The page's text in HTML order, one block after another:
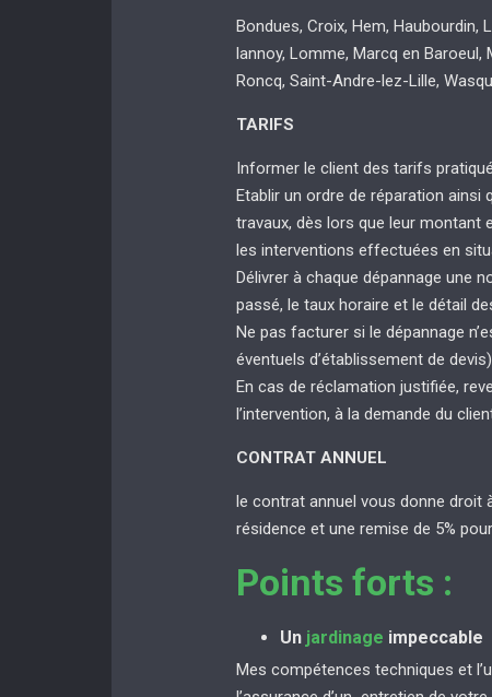
Bondues, Croix, Hem, Haubourdin,
lannoy, Lomme, Marcq en Baroeul,
Roncq, Saint-Andre-lez-Lille,
TARIFS
Informer le client des tarifs
Etablir un ordre de réparation ainsi
travaux, dès lors que leur montant
les interventions effectuées en
Délivrer à chaque dépannage une
passé, le taux horaire et le détail
Ne pas facturer si le dépannage
éventuels d’établissement de devis)
En cas de réclamation justifiée,
l’intervention, à la demande du
CONTRAT ANNUEL
le contrat annuel vous donne droit
résidence et une remise de 5%
Points forts :
Un jardinage impeccable
Mes compétences techniques et